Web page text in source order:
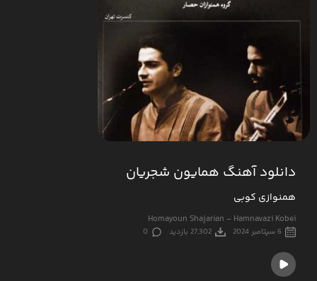
دانلود آهنگ همایون شجریان
همنوازی کوبی
Homayoun Shajarian - Hamnavazi Kobei
6 سپتامبر 2024 27,302 بازدید 0